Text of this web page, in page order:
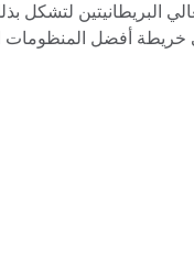
البريطانيتين لتشكل
أفضل المنظومات